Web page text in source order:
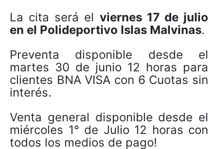
La cita será el viernes 17 de julio
en el Polideportivo Islas Malvinas.
Preventa disponible desde el
martes 30 de junio 12 horas para
clientes BNA VISA con 6 Cuotas sin
interés.
Venta general disponible desde el
miércoles 1° de Julio 12 horas con
todos los medios de pago!